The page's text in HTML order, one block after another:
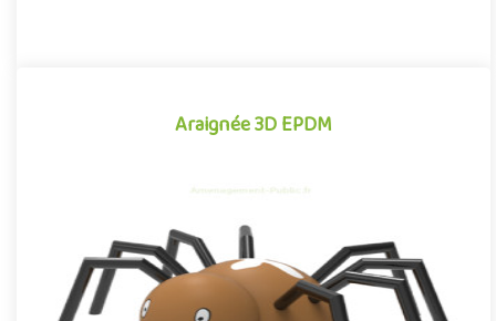
Araignée 3D EPDM
Araignée 3D EPDM
Module 3D pour aires de jeux extérieurs inspiré des univers des
dessins animés et des bandes dessinées, l'Araignée EPDM se di..